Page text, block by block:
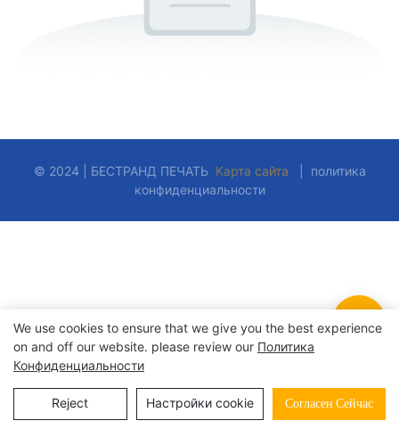
© 2024 | БЕСТРАНД ПЕЧАТЬ Карта сайта
политика
конфиденциальности
We use cookies to ensure that we give you the best experience
on and off our website. please review our Политика
Конфиденциальности
Reject Настройки cookie Согласен Сейчас